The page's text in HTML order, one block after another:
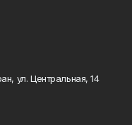
ул. Центральная, 14